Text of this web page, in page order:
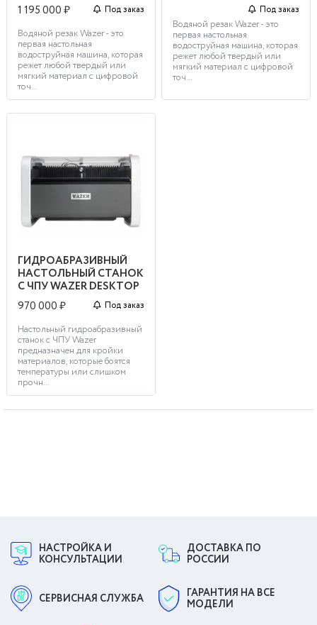
1 195 000 ₽
Под заказ
Водяной резак Wazer - это
первая настольная
водоструйная машина, которая
режет любой твердый или
мягкий материал с цифровой
точ...
Под заказ
Водяной резак Wazer - это
первая настольная
водоструйная машина, которая
режет любой твердый или
мягкий материал с цифровой
точ...
ГИДРОАБРАЗИВНЫЙ
НАСТОЛЬНЫЙ СТАНОК
С ЧПУ WAZER DESKTOP
970 000 ₽
Под заказ
Настольный гидроабразивный
станок с ЧПУ Wazer
предназначен для кройки
материалов, которые боятся
температуры или слишком
прочн...
НАСТРОЙКА И
КОНСУЛЬТАЦИИ
ДОСТАВКА ПО
РОССИИ
СЕРВИСНАЯ СЛУЖБА
ГАРАНТИЯ НА ВСЕ
МОДЕЛИ